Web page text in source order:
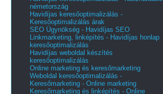
németország
Havidíjas keresőoptimalizálás -
Keresőoptimalizálás árak
SEO Ügynökség - Havidíjas SEO
Linkmarketing, linképítés - Havidíjas honlap
keresőoptimalizálás
Havidíjas weboldal készítés
keresőoptimalizálás
Online marketing és keresőmarketing
Weboldal keresőoptimalizálás -
Keresőmarketing - Online marketing
Keresőmarketing és linképítés - Online